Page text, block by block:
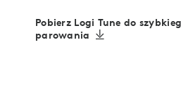
Pobierz Logi Tune do
parowania